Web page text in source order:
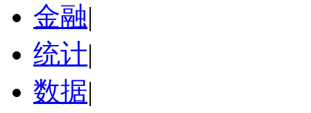
金融|
统计|
数据|